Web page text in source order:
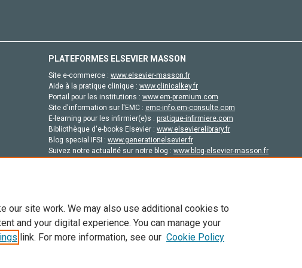
PLATEFORMES ELSEVIER MASSON
Site e-commerce : www.elsevier-masson.fr
Aide à la pratique clinique : www.clinicalkey.fr
Portail pour les institutions : www.em-premium.com
Site d'information sur l'EMC : emc-info.em-consulte.com
E-learning pour les infirmier(e)s : pratique-infirmiere.com
Bibliothèque d'e-books Elsevier : www.elsevierelibrary.fr
Blog special IFSI : www.generationelsevier.fr
Suivez notre actualité sur notre blog : www.blog-elsevier-masson.fr
2026 Elsevier, ses concédants de licence et ses contributeurs. Tout les droits sont réservés,
technologies similaires. Pour tout contenu en libre accès, les conditions de licence
our site work. We may also use additional cookies to
and your digital experience. You can manage your
link. For more information, see our Cookie Policy